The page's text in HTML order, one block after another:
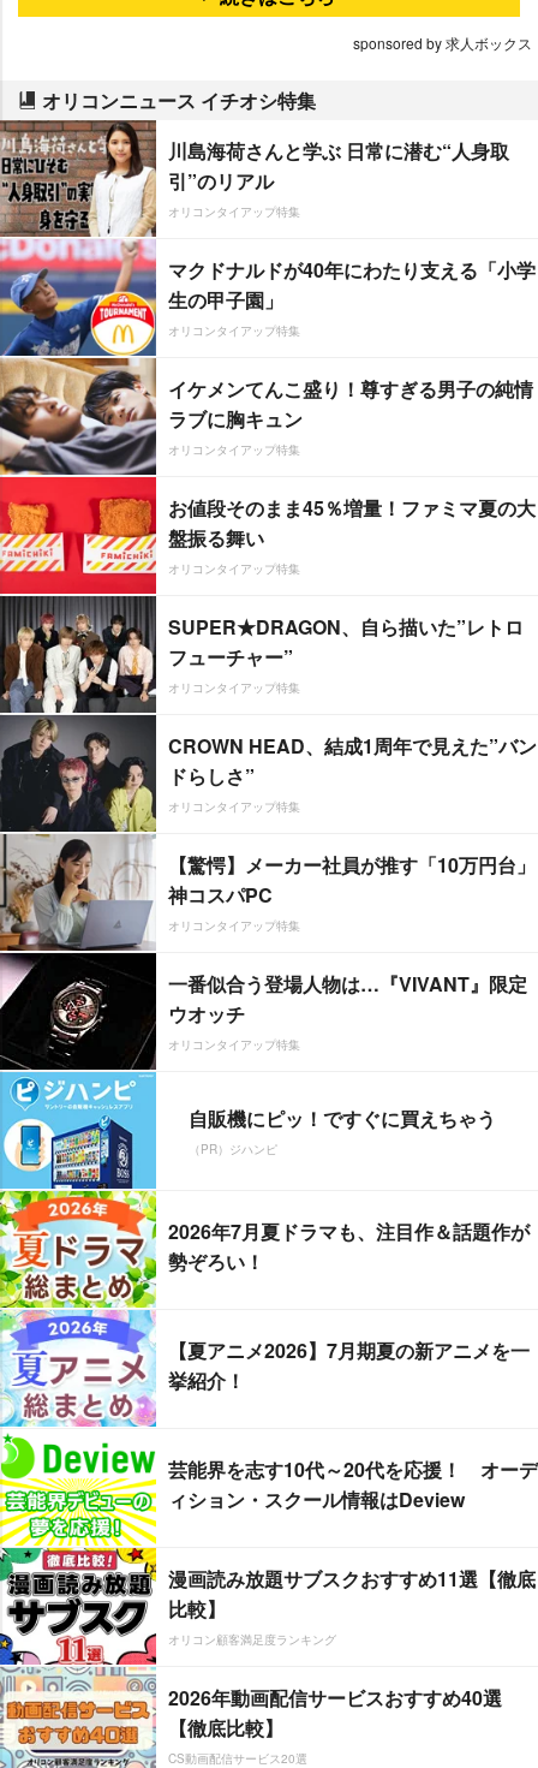
sponsored by 求人ボックス
オリコンニュース イチオシ特集
川島海荷さんと学ぶ 日常に潜む“人身取
引”のリアル
オリコンタイアップ特集
マクドナルドが40年にわたり支える「小学
生の甲子園」
オリコンタイアップ特集
イケメンてんこ盛り！尊すぎる男子の純情
ラブに胸キュン
オリコンタイアップ特集
お値段そのまま45％増量！ファミマ夏の大
盤振る舞い
オリコンタイアップ特集
SUPER★DRAGON、自ら描いた”レトロ
フューチャー”
オリコンタイアップ特集
CROWN HEAD、結成1周年で見えた”バン
ドらしさ”
オリコンタイアップ特集
【驚愕】メーカー社員が推す「10万円台」
神コスパPC
オリコンタイアップ特集
一番似合う登場人物は…『VIVANT』限定
ウオッチ
オリコンタイアップ特集
自販機にピッ！ですぐに買えちゃう
（PR）ジハンピ
2026年7月夏ドラマも、注目作＆話題作が
勢ぞろい！
【夏アニメ2026】7月期夏の新アニメを一
挙紹介！
芸能界を志す10代～20代を応援！ オーデ
ィション・スクール情報はDeview
漫画読み放題サブスクおすすめ11選【徹底
比較】
オリコン顧客満足度ランキング
2026年動画配信サービスおすすめ40選
【徹底比較】
CS動画配信サービス20選